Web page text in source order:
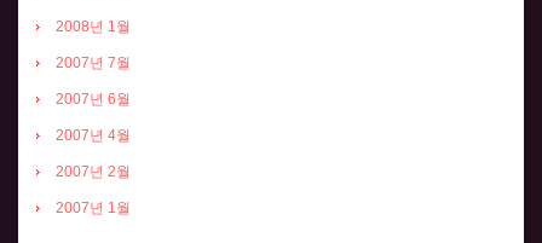
2008년 1월
2007년 7월
2007년 6월
2007년 4월
2007년 2월
2007년 1월